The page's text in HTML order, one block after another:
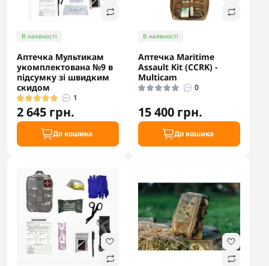
В наявності
Аптечка Мультикам
укомплектована №9 в
підсумку зі швидким
скидом
1
2 645 грн.
До кошика
В наявності
Аптечка Maritime
Assault Kit (CCRK) -
Multicam
0
15 400 грн.
До кошика